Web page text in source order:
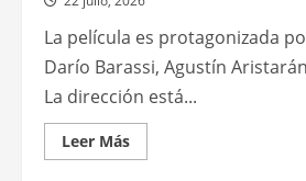
La película es protagonizada
Darío Barassi, Agustín
La dirección está...
Leer MásLeer
más